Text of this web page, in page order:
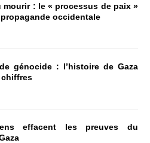
mourir : le « processus de paix »
propagande occidentale
génocide : l’histoire de Gaza
chiffres
effacent les preuves du